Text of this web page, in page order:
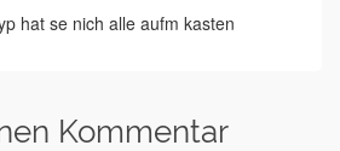
hat se nich alle aufm kasten
Kommentar